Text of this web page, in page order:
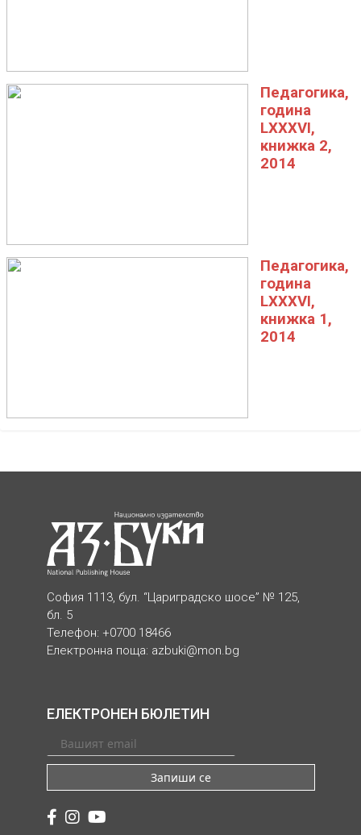
Педагогика,
година
LXXXVI,
книжка 2,
2014
Педагогика,
година
LXXXVI,
книжка 1,
2014
София 1113, бул. “Цариградско шосе” № 125,
бл. 5
Телефон: +0700 18466
Електронна поща: azbuki@mon.bg
ЕЛЕКТРОНЕН БЮЛЕТИН
Запиши се